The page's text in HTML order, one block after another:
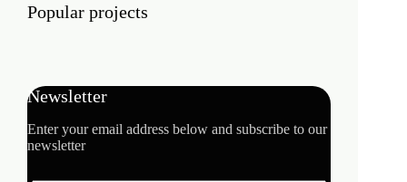
Popular projects
Newsletter
Enter your email address below and subscribe to our
newsletter